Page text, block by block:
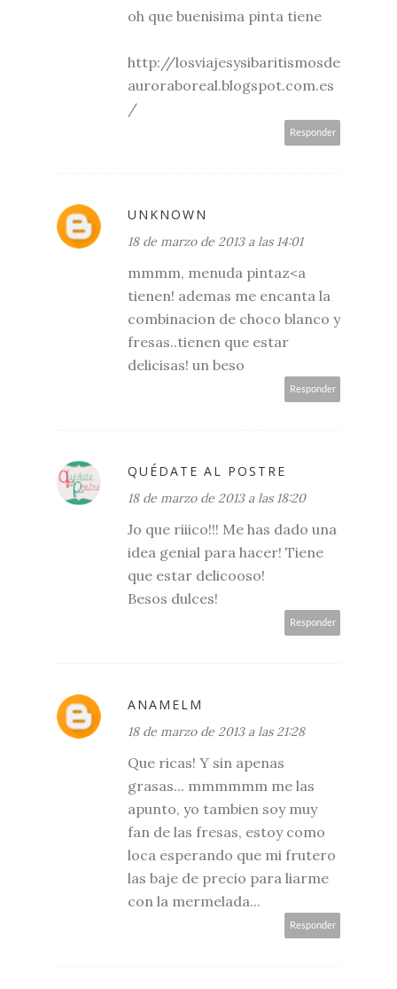
oh que buenisima pinta tiene
http://losviajesysibaritismosde
auroraboreal.blogspot.com.es
/
Responder
UNKNOWN
18 de marzo de 2013 a las 14:01
mmmm, menuda pintaz<a
tienen! ademas me encanta la
combinacion de choco blanco y
fresas..tienen que estar
delicisas! un beso
Responder
QUÉDATE AL POSTRE
18 de marzo de 2013 a las 18:20
Jo que riiico!!! Me has dado una
idea genial para hacer! Tiene
que estar delicooso!
Besos dulces!
Responder
ANAMELM
18 de marzo de 2013 a las 21:28
Que ricas! Y sin apenas
grasas... mmmmmm me las
apunto, yo tambien soy muy
fan de las fresas, estoy como
loca esperando que mi frutero
las baje de precio para liarme
con la mermelada...
Responder